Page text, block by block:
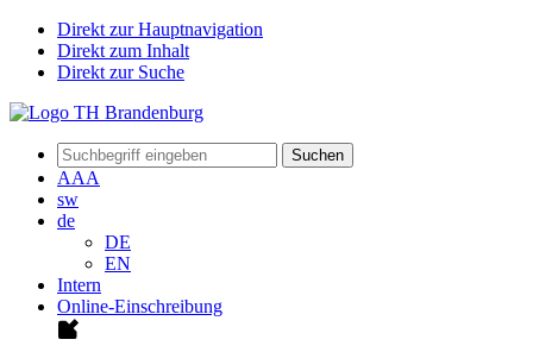
Direkt zur Hauptnavigation
Direkt zum Inhalt
Direkt zur Suche
Suchen
AAA
sw
de
DE
EN
Intern
Online-Einschreibung